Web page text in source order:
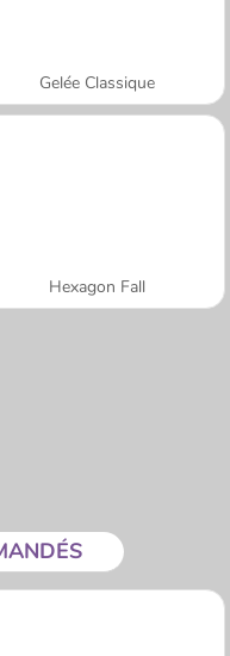
Gelée Classique
Hexagon Fall